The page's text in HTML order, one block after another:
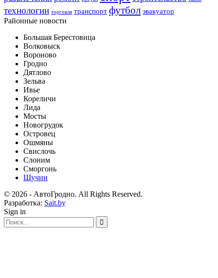
технологии торговля транспорт футбол эвакуатор
Районные новости
Большая Берестовица
Волковыск
Вороново
Гродно
Дятлово
Зельва
Ивье
Кореличи
Лида
Мосты
Новогрудок
Островец
Ошмяны
Свислочь
Слоним
Сморгонь
Щучин
© 2026 - АвтоГродно. All Rights Reserved.
Разработка: Sait.by
Sign in